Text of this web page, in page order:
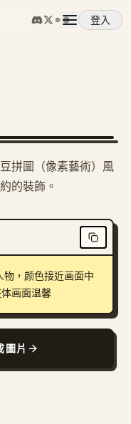
登入
拼圖（像素藝術）風
的裝飾。
物，颜色接近画面中
画面温馨
圖片